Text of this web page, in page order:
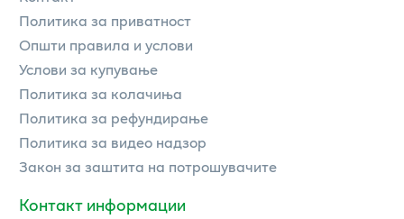
Политика за приватност
Општи правила и услови
Услови за купување
Политика за колачиња
Политика за рефундирање
Политика за видео надзор
Закон за заштита на потрошувачите
Контакт информации